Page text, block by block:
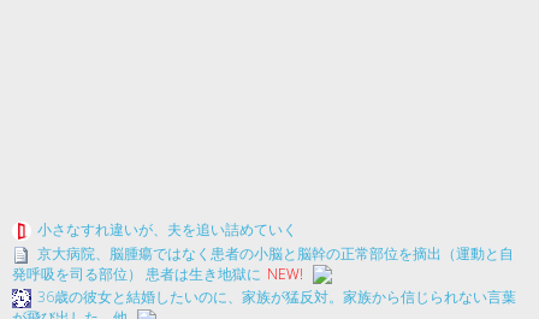
小さなすれ違いが、夫を追い詰めていく
京大病院、脳腫瘍ではなく患者の小脳と脳幹の正常部位を摘出（運動と自
発呼吸を司る部位） 患者は生き地獄に NEW!
36歳の彼女と結婚したいのに、家族が猛反対。家族から信じられない言葉